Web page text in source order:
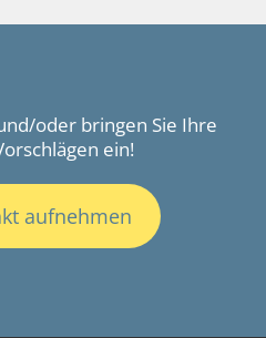
oder bringen Sie Ihre
ein!
aufnehmen